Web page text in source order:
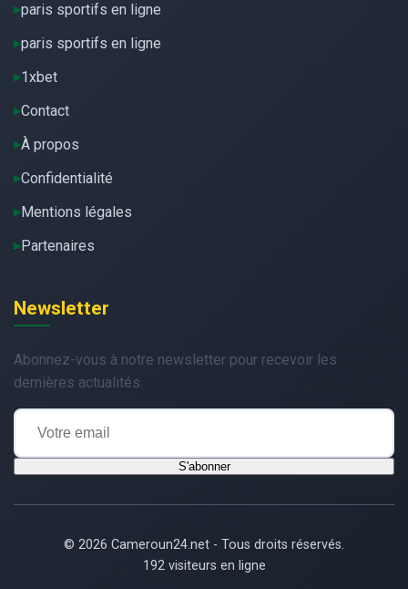
paris sportifs en ligne
paris sportifs en ligne
1xbet
Contact
À propos
Confidentialité
Mentions légales
Partenaires
Newsletter
Abonnez-vous à notre newsletter pour recevoir les
dernières actualités.
S'abonner
© 2026 Cameroun24.net - Tous droits réservés.
192 visiteurs en ligne